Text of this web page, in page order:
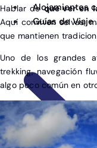
Alojamientos
Guías de Viaje
Hablar deque ver en
Aquí conviven selvas,
que mantienen
Uno de los grandes
trekking, navegación
algo poco común en